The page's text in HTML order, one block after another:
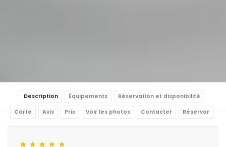
Description Équipements Réservation et disponibilité
Carte Avis Prix Voir les photos Contacter Réservar